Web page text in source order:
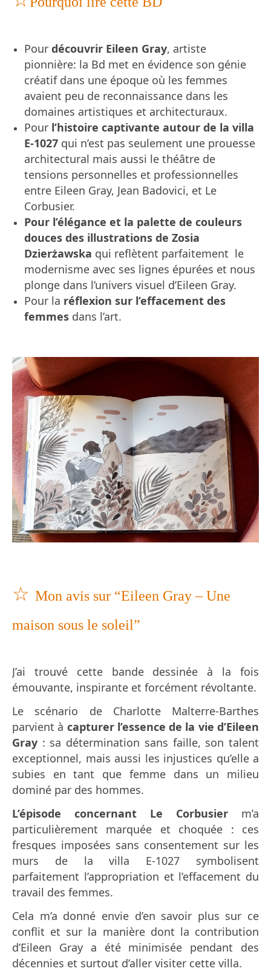
Pour découvrir Eileen Gray, artiste
pionnière: la Bd met en évidence son génie
créatif dans une époque où les femmes
avaient peu de reconnaissance dans les
domaines artistiques et architecturaux.
Pour l’histoire captivante autour de la villa
E-1027 qui n’est pas seulement une prouesse
architectural mais aussi le théâtre de
tensions personnelles et professionnelles
entre Eileen Gray, Jean Badovici, et Le
Corbusier.
Pour l’élégance et la palette de couleurs
douces des illustrations de Zosia
Dzierżawska qui reflètent parfaitement le
modernisme avec ses lignes épurées et nous
plonge dans l’univers visuel d’Eileen Gray.
Pour la réflexion sur l’effacement des
femmes dans l’art.
☆ Mon avis sur “Eileen Gray – Une
maison sous le soleil”
J’ai trouvé cette bande dessinée à la fois
émouvante, inspirante et forcément révoltante.
Le scénario de Charlotte Malterre-Barthes
parvient à capturer l’essence de la vie d’Eileen
Gray : sa détermination sans faille, son talent
exceptionnel, mais aussi les injustices qu’elle a
subies en tant que femme dans un milieu
dominé par des hommes.
L’épisode concernant Le Corbusier m’a
particulièrement marquée et choquée : ces
fresques imposées sans consentement sur les
murs de la villa E-1027 symbolisent
parfaitement l’appropriation et l’effacement du
travail des femmes.
Cela m’a donné envie d’en savoir plus sur ce
conflit et sur la manière dont la contribution
d’Eileen Gray a été minimisée pendant des
décennies et surtout d’aller visiter cette villa.